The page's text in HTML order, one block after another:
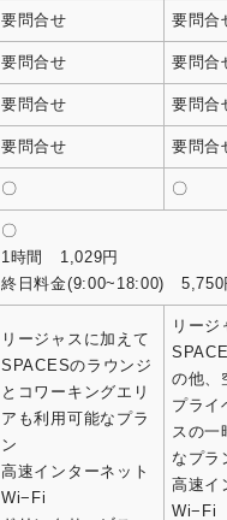
要問合せ 要問合
要問合せ 要問合
要問合せ 要問合
要問合せ 要問合
〇 〇
〇
1時間 1,029円
終日料金(9:00~18:00) 5,750
リージャスに加えて
SPACESのラウンジ
とコワーキングエリ
アも利用可能なプラ
ン
高速インターネット
Wi−Fi
リージ
の他、
プライ
スの一
なプラ
高速イ
Wi−Fi